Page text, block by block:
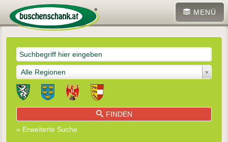
MENÜ
Alle Regionen
FINDEN
» Erweiterte Suche